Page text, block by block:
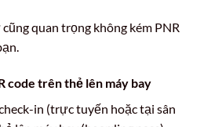
quan trọng không kém PNR
code trên thẻ lên máy bay
in (trực tuyến hoặc tại sân